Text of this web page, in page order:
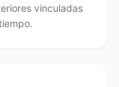
vinculadas